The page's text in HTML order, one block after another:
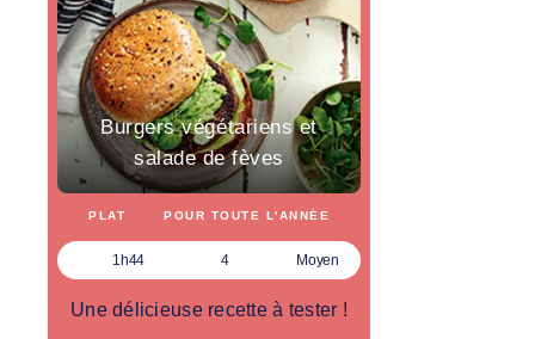
Burgers végétariens et
salade de fèves
PLAT POUR TOUTE L'ANNÉE
1h44 4 Moyen
Une délicieuse recette à tester !